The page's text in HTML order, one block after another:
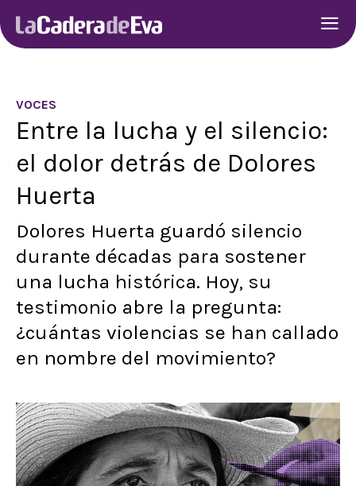
VOCES
Entre la lucha y el silencio:
el dolor detrás de Dolores
Huerta
Dolores Huerta guardó silencio
durante décadas para sostener
una lucha histórica. Hoy, su
testimonio abre la pregunta:
¿cuántas violencias se han callado
en nombre del movimiento?